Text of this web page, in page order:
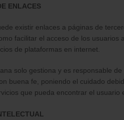
ENLACES
existir enlaces a páginas de
facilitar el acceso de los
de plataformas en internet.
solo gestiona y es responsable de
buena fe, poniendo el cuidado
que pueda encontrar el usuario